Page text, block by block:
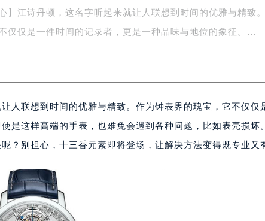
】江诗丹顿，这名字听起来就让人联想到时间的优雅与精致。
仅仅是一件时间的记录者，更是一种品味与地位的象征。…
人联想到时间的优雅与精致。作为钟表界的瑰宝，它不仅仅
是这样高端的手表，也难免会遇到各种问题，比如表壳损坏
？别担心，十三香元素即将登场，让解决方法变得既专业又